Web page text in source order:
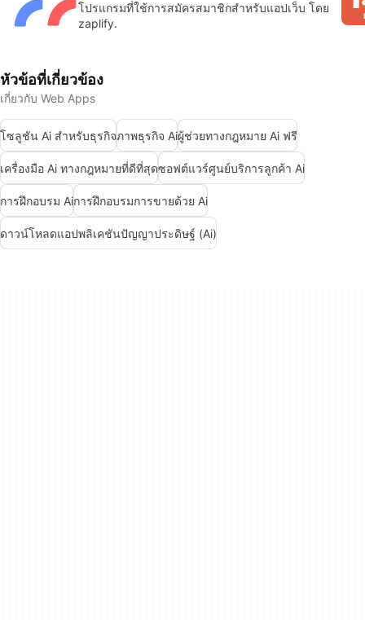
โปรแกรมที่ใช้การสมัครสมาชิกสำหรับแอปเว็บ โดย
zaplify.
หัวข้อที่เกี่ยวข้อง
เกี่ยวกับ Web Apps
โซลูชัน Ai สำหรับธุรกิจภาพธุรกิจ Aiผู้ช่วยทางกฎหมาย Ai ฟรี
เครื่องมือ Ai ทางกฎหมายที่ดีที่สุดซอฟต์แวร์ศูนย์บริการลูกค้า Ai
การฝึกอบรม Aiการฝึกอบรมการขายด้วย Ai
ดาวน์โหลดแอปพลิเคชันปัญญาประดิษฐ์ (Ai)